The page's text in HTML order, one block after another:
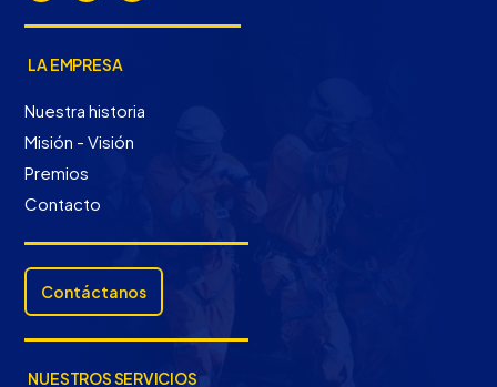
LA EMPRESA
Nuestra historia
Misión - Visión
Premios
Contacto
Contáctanos
NUESTROS SERVICIOS